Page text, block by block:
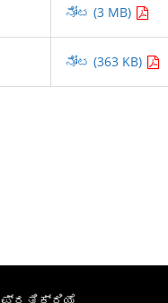
ನೋಟ (3 MB)
ನೋಟ (363 KB)